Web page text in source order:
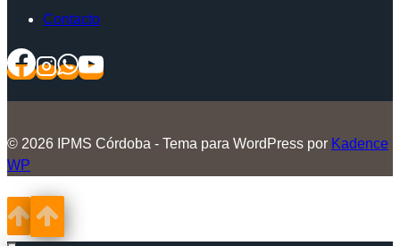
Contacto
© 2026 IPMS Córdoba - Tema para WordPress por Kadence
WP